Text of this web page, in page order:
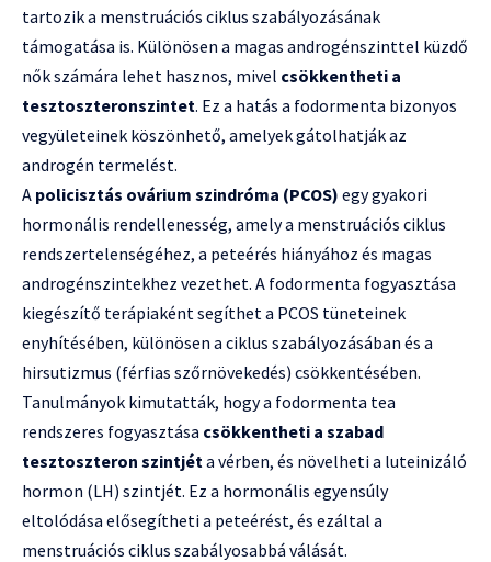
tartozik a menstruációs ciklus szabályozásának
támogatása is. Különösen a magas androgénszinttel küzdő
nők számára lehet hasznos, mivel csökkentheti a
tesztoszteronszintet. Ez a hatás a fodormenta bizonyos
vegyületeinek köszönhető, amelyek gátolhatják az
androgén termelést.
A policisztás ovárium szindróma (PCOS) egy gyakori
hormonális rendellenesség, amely a menstruációs ciklus
rendszertelenségéhez, a peteérés hiányához és magas
androgénszintekhez vezethet. A fodormenta fogyasztása
kiegészítő terápiaként segíthet a PCOS tüneteinek
enyhítésében, különösen a ciklus szabályozásában és a
hirsutizmus (férfias szőrnövekedés) csökkentésében.
Tanulmányok kimutatták, hogy a fodormenta tea
rendszeres fogyasztása csökkentheti a szabad
tesztoszteron szintjét a vérben, és növelheti a luteinizáló
hormon (LH) szintjét. Ez a hormonális egyensúly
eltolódása elősegítheti a peteérést, és ezáltal a
menstruációs ciklus szabályosabbá válását.